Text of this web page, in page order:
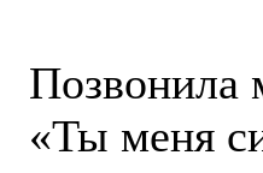
«Ты меня